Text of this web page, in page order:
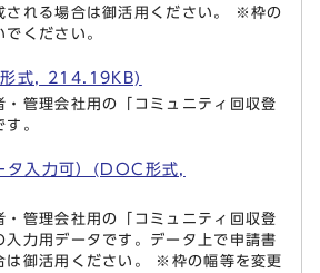
される場合は御活用ください。 ※枠の
ください。
式, 214.19KB)
・管理会社用の「コミュニティ回収登
。
タ入力可）(DOC形式,
・管理会社用の「コミュニティ回収登
入力用データです。データ上で申請書
は御活用ください。 ※枠の幅等を変更